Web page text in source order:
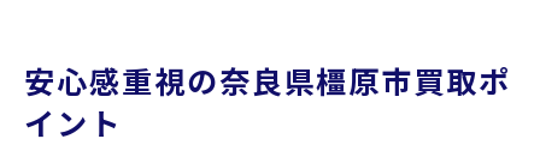
安心感重視の奈良県橿原市買取ポ
イント